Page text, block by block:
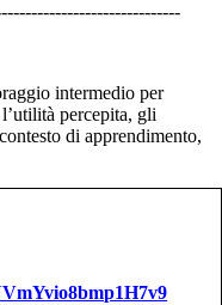
intermedio per
l’utilità percepita, gli
contesto di apprendimento,